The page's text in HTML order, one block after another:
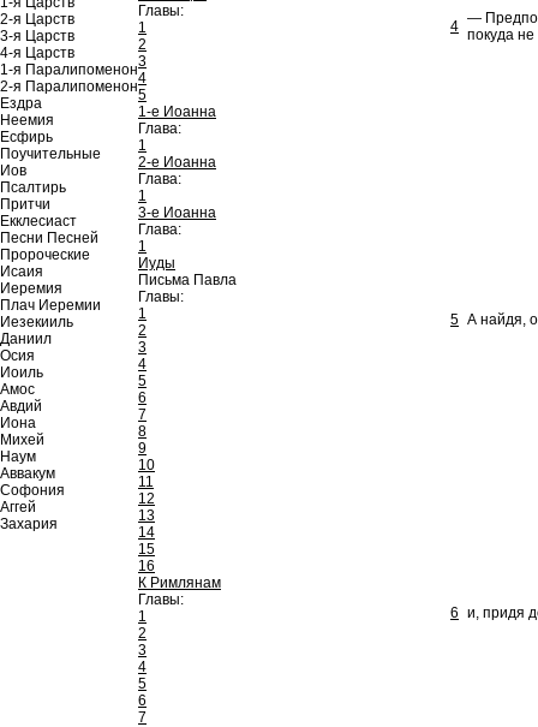
2-я Царств
3-я Царств
4-я Царств
1-я Паралипоменон
2-я Паралипоменон
Ездра
Неемия
Есфирь
Поучительные
Иов
Псалтирь
Притчи
Екклесиаст
Песни Песней
Пророческие
Исаия
Иеремия
Плач Иеремии
Иезекииль
Даниил
Осия
Иоиль
Амос
Авдий
Иона
Михей
Наум
Аввакум
Софония
Аггей
Захария
Главы:
1
2
3
4
5
1-е Иоанна
Глава:
1
2-е Иоанна
Глава:
1
3-е Иоанна
Глава:
1
Иуды
Письма Павла
Главы:
1
2
3
4
5
6
7
8
9
10
11
12
13
14
15
16
К Римлянам
Главы:
1
2
3
4
5
6
7
4 —
покуда
5 А найдя,
6 и, придя